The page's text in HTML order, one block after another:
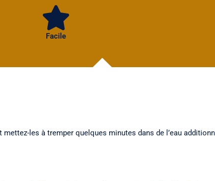
Facile
les à tremper quelques minutes dans de l’eau